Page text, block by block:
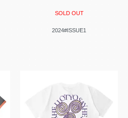
SOLD OUT
2024#ISSUE1